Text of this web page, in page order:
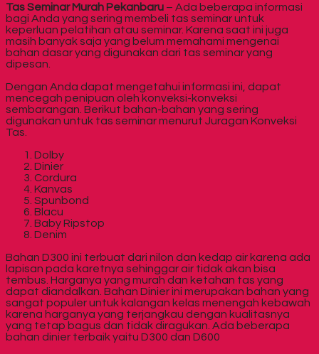
Tas Seminar Murah Pekanbaru – Ada beberapa informasi
bagi Anda yang sering membeli tas seminar untuk
keperluan pelatihan atau seminar. Karena saat ini juga
masih banyak saja yang belum memahami mengenai
bahan dasar yang digunakan dari tas seminar yang
dipesan.
Dengan Anda dapat mengetahui informasi ini, dapat
mencegah penipuan oleh konveksi-konveksi
sembarangan. Berikut bahan-bahan yang sering
digunakan untuk tas seminar menurut Juragan Konveksi
Tas.
Dolby
Dinier
Cordura
Kanvas
Spunbond
Blacu
Baby Ripstop
Denim
Bahan D300 ini terbuat dari nilon dan kedap air karena ada
lapisan pada karetnya sehinggar air tidak akan bisa
tembus. Harganya yang murah dan ketahan tas yang
dapat diandalkan. Bahan Dinier ini merupakan bahan yang
sangat populer untuk kalangan kelas menengah kebawah
karena harganya yang terjangkau dengan kualitasnya
yang tetap bagus dan tidak diragukan. Ada beberapa
bahan dinier terbaik yaitu D300 dan D600